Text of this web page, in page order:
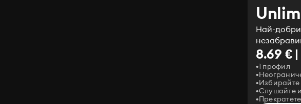
Най-
8.69 €
1 профил
Избирайте
Слушайте